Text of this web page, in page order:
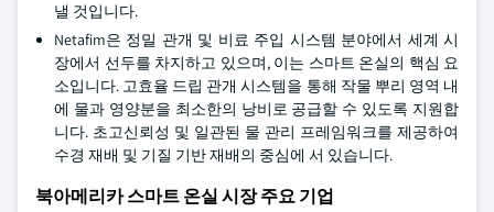
낼 것입니다.
Netafim은 정밀 관개 및 비료 주입 시스템 분야에서 세계 시
장에서 선두를 차지하고 있으며, 이는 스마트 온실의 핵심 요
소입니다. 고효율 드립 관개 시스템을 통해 작물 뿌리 영역 내
에 물과 영양분을 최소한의 낭비로 공급할 수 있도록 지원합
니다. 초고신뢰성 및 일관된 물 관리 프레임워크를 제공하여
수경 재배 및 기질 기반 재배의 중심에 서 있습니다.
북아메리카 스마트 온실 시장 주요 기업